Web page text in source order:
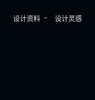
设计资料 设计灵感